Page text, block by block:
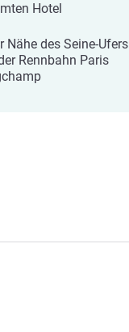
Hotel
Nähe des Seine-Ufers
Rennbahn Paris